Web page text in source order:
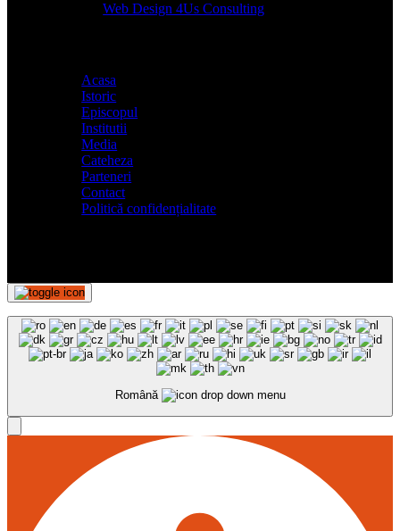
Designed byWeb Design 4Us Consulting
Acasa
Istoric
Episcopul
Institutii
Media
Cateheza
Parteneri
Contact
Politică confidențialitate
Română